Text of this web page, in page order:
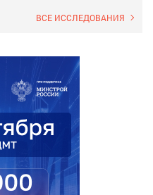
ВСЕ ИССЛЕДОВАНИЯ